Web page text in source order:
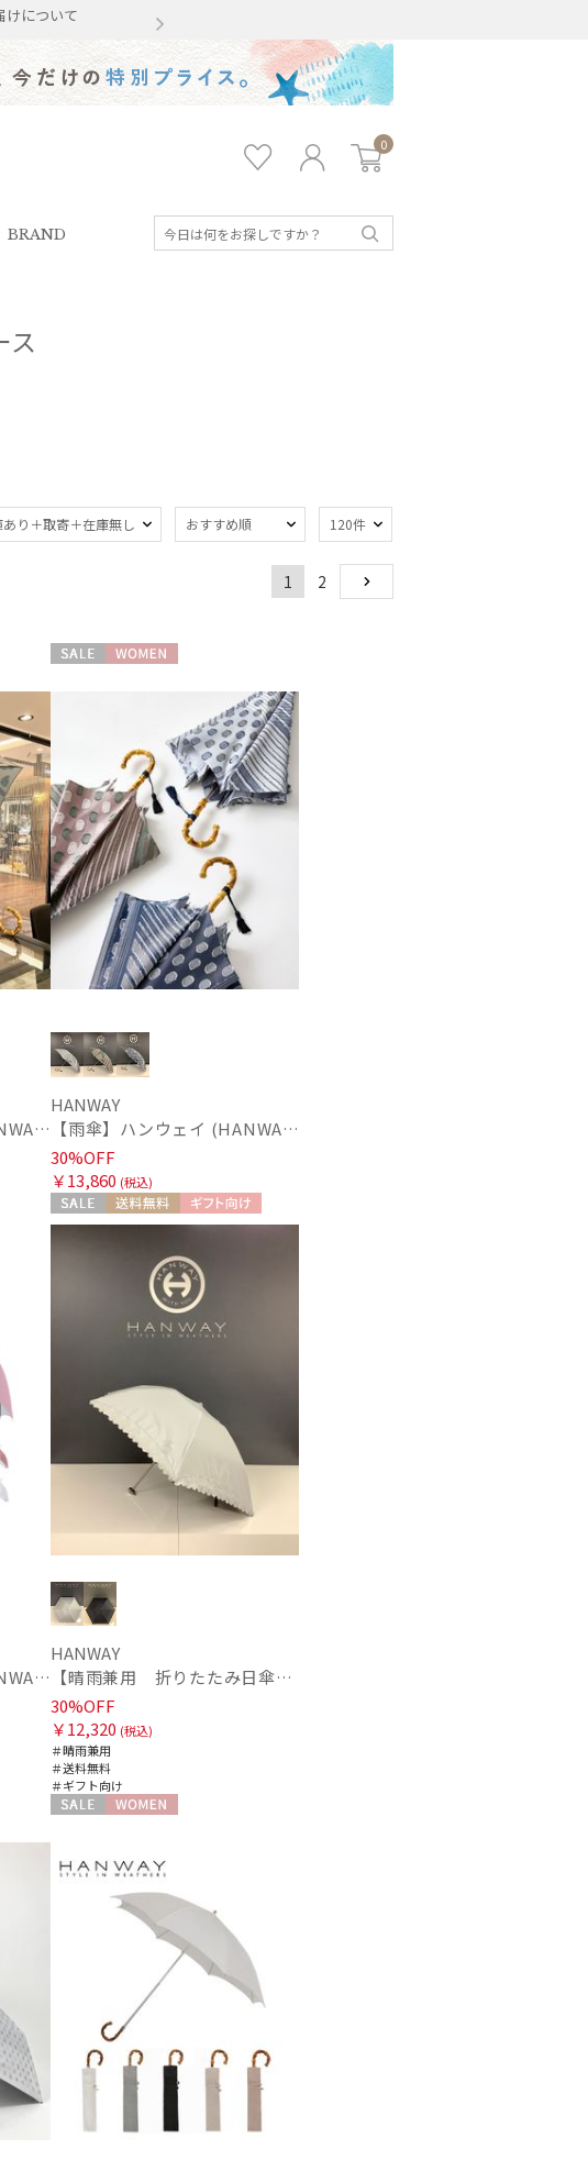
けについて
り
イ
ン
0
BRAND
検
ス
UV(62)
紫外線対策
親骨：51～
55cm(31)
親骨：56～
60cm(17)
ギフトにおすす
セール
再入荷
あり＋取寄＋在庫無し おすすめ順 120件
1
2
【雨傘】ハンウェイ (HANWAY) Lily CJ（リリー・シー・ジェー） 日本製 親骨：51～55cm
HANWAY
【雨傘】ハンウェイ (HANWAY) Pカットジャカード Dot & Stripe mix CJ ドット・アンド・ストライプ・シー・ジェー ショート長傘 日本製
30%OFF
￥13,860 (税込)
【日傘】ハンウェイ (HANWAY) Pシエスタ 白ラミネート ナチュラルカラー 長傘 オールウェザー 遮光 竹手元 晴雨兼用 UV 日本製
セール 送料無料
ギフト向け
HANWAY
【晴雨兼用 折りたたみ日傘】ハンウェイ（ＨＡＮＷＡＹ）Lace（レース）
30%OFF
￥12,320 (税込)
＃晴雨兼用
＃送料無料
＃ギフト向け